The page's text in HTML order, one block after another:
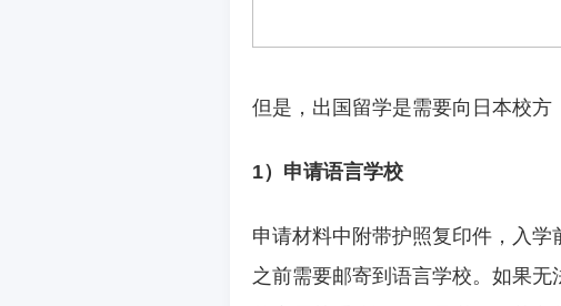
但是，出国留学是需要向日本校方
1）申请语言学校
申请材料中附带护照复印件， 入学
之前需要邮寄到语言学校。 如果无